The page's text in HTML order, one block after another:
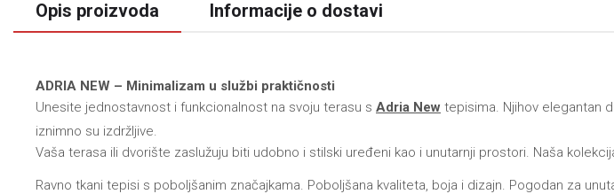
Opis proizvoda Informacije o dostavi
ADRIA NEW – Minimalizam u službi praktičnosti
Unesite jednostavnost i funkcionalnost na svoju terasu s Adria New tepisima. Njihov elegantan
iznimno su izdržljive.
Vaša terasa ili dvorište zaslužuju biti udobno i stilski uređeni kao i unutarnji prostori. Naša
Ravno tkani tepisi s poboljšanim značajkama. Poboljšana kvaliteta, boja i dizajn. Pogodan za